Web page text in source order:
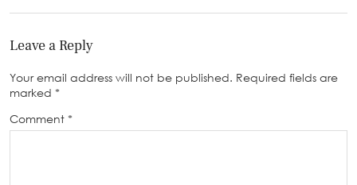
Leave a Reply
Your email address will not be published. Required fields are
marked *
Comment *